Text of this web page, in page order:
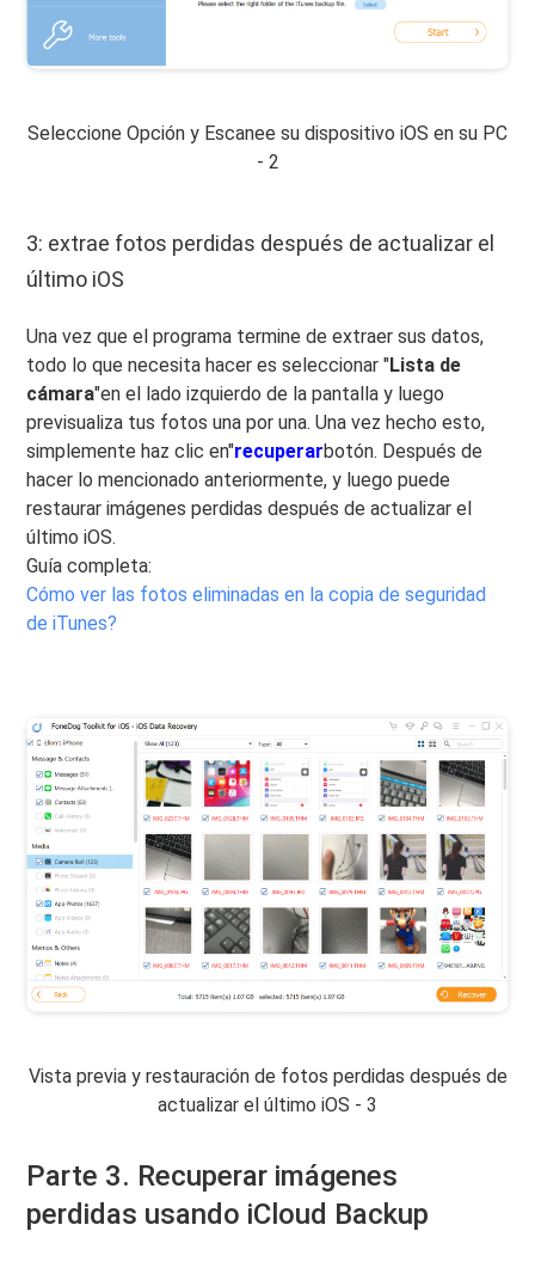
Seleccione Opción y Escanee su dispositivo iOS en su PC
- 2
3: extrae fotos perdidas después de actualizar el
último iOS
Una vez que el programa termine de extraer sus datos,
todo lo que necesita hacer es seleccionar "Lista de
cámara"en el lado izquierdo de la pantalla y luego
previsualiza tus fotos una por una. Una vez hecho esto,
simplemente haz clic en"recuperarbotón. Después de
hacer lo mencionado anteriormente, y luego puede
restaurar imágenes perdidas después de actualizar el
último iOS.
Guía completa:
Cómo ver las fotos eliminadas en la copia de seguridad
de iTunes?
Vista previa y restauración de fotos perdidas después de
actualizar el último iOS - 3
Parte 3. Recuperar imágenes
perdidas usando iCloud Backup